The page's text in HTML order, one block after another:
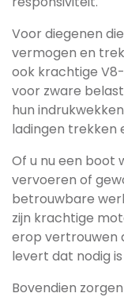
Voor diegenen
vermogen en
ook krachtige
voor zware
hun
ladingen trekken
Of u nu een boot
vervoeren of
betrouwbare
zijn krachtige
erop vertrouwen
levert dat nodig
Bovendien